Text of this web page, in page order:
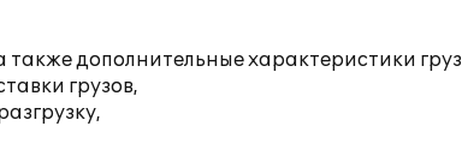
также дополнительные характеристики
грузов,